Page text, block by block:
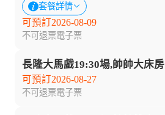
套餐詳情
可預訂2026-08-09
不可退票電子票
長隆大馬戲19:30場,帥帥大床房
可預訂2026-08-27
不可退票電子票